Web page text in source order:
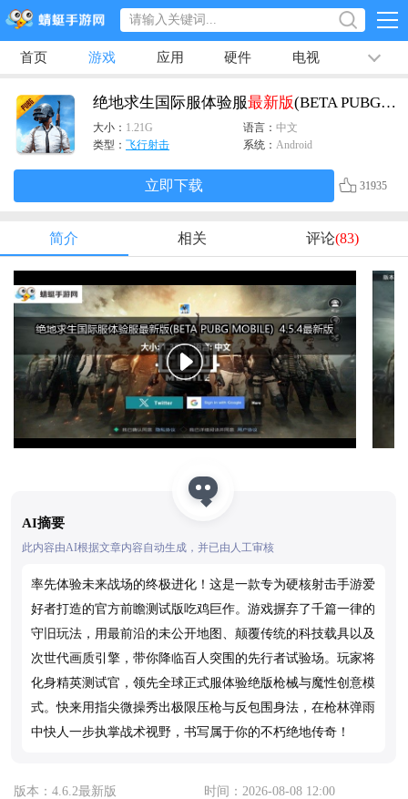
首页 游戏 应用 硬件 电视 排行榜
绝地求生国际服体验服最新版(BETA PUBG MOBILE)
大小： 1.21G 语言： 中文
类型： 飞行射击 系统： Android
立即下载 31935
简介 相关 评论(83)
AI摘要
此内容由AI根据文章内容自动生成，并已由人工审核
率先体验未来战场的终极进化！这是一款专为硬核射击手游爱
好者打造的官方前瞻测试版吃鸡巨作。游戏摒弃了千篇一律的
守旧玩法，用最前沿的未公开地图、颠覆传统的科技载具以及
次世代画质引擎，带你降临百人突围的先行者试验场。玩家将
化身精英测试官，领先全球正式服体验绝版枪械与魔性创意模
式。快来用指尖微操秀出极限压枪与反包围身法，在枪林弹雨
中快人一步执掌战术视野，书写属于你的不朽绝地传奇！
版本：4.6.2最新版 时间：2026-08-08 12:00